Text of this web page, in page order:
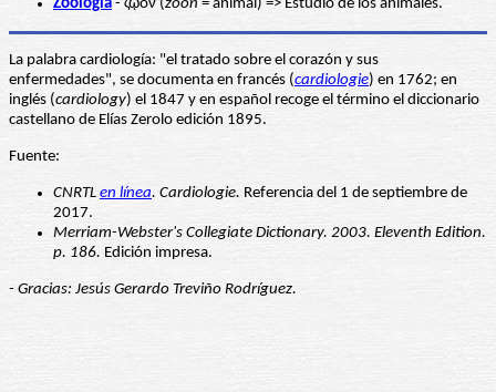
Zoología - ζῷον (zoon = animal) => Estudio de los animales.
La palabra cardiología: "el tratado sobre el corazón y sus
enfermedades", se documenta en francés (cardiologie) en 1762; en
inglés (cardiology) el 1847 y en español recoge el término el diccionario
castellano de Elías Zerolo edición 1895.
Fuente:
CNRTL en línea. Cardiologie. Referencia del 1 de septiembre de
2017.
Merriam-Webster's Collegiate Dictionary. 2003. Eleventh Edition.
p. 186. Edición impresa.
- Gracias: Jesús Gerardo Treviño Rodríguez.